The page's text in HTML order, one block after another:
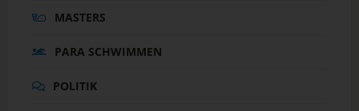
MASTERS
PARA SCHWIMMEN
POLITIK